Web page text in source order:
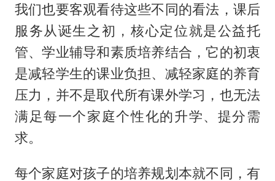
我们也要客观看待这些不同的看法，课后
服务从诞生之初，核心定位就是公益托
管、学业辅导和素质培养结合，它的初衷
是减轻学生的课业负担、减轻家庭的养育
压力，并不是取代所有课外学习，也无法
满足每一个家庭个性化的升学、提分需
求。
每个家庭对孩子的培养规划本就不同，有